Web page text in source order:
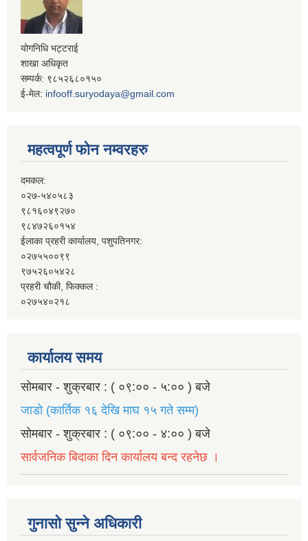
योगनिधि भट्टराई
शाखा अधिकृत
सम्पर्क: ९८५२६८०१५०
ई-मेल: infooff.suryodaya@gmail.com
महत्वपूर्ण फोन नम्वरहरु
दमकल:
०२७-५४०५८३
९८१६०४९२७०
९८४७२६०१५४
ईलाका प्रहरी कार्यालय, पशुपतिनगर:
०२७५५००९९
९७५२६०५४२८
प्रहरी चौकी, फिक्कल :
०२७५४०२१८
कार्यालय समय
सोमबार - शुक्रबार : ( ०९:०० - ५:०० ) बजे
जाडो (कार्तिक १६ देखि माघ १५ गते सम्म)
सोमबार - शुक्रबार : ( ०९:०० - ४:०० ) बजे
सार्वजनिक बिदाका दिन कार्यालय बन्द रहनेछ ।
गुनासो सुन्ने अधिकारी